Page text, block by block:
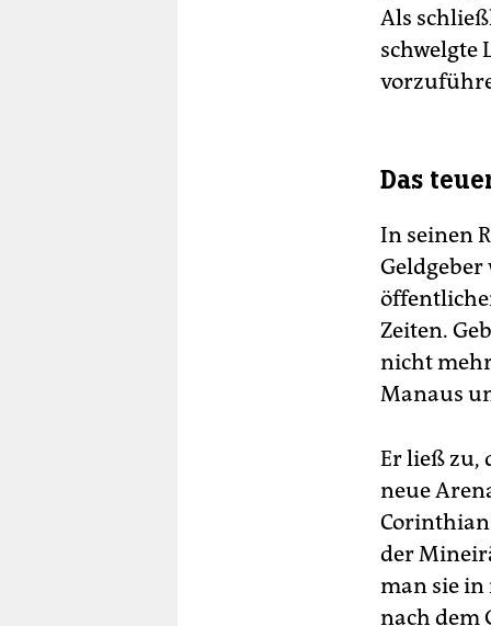
Als
schwelgte
Das
In seinen
Zeiten.
nicht
Manaus
Er ließ zu,
neue
der
man sie in
nach dem